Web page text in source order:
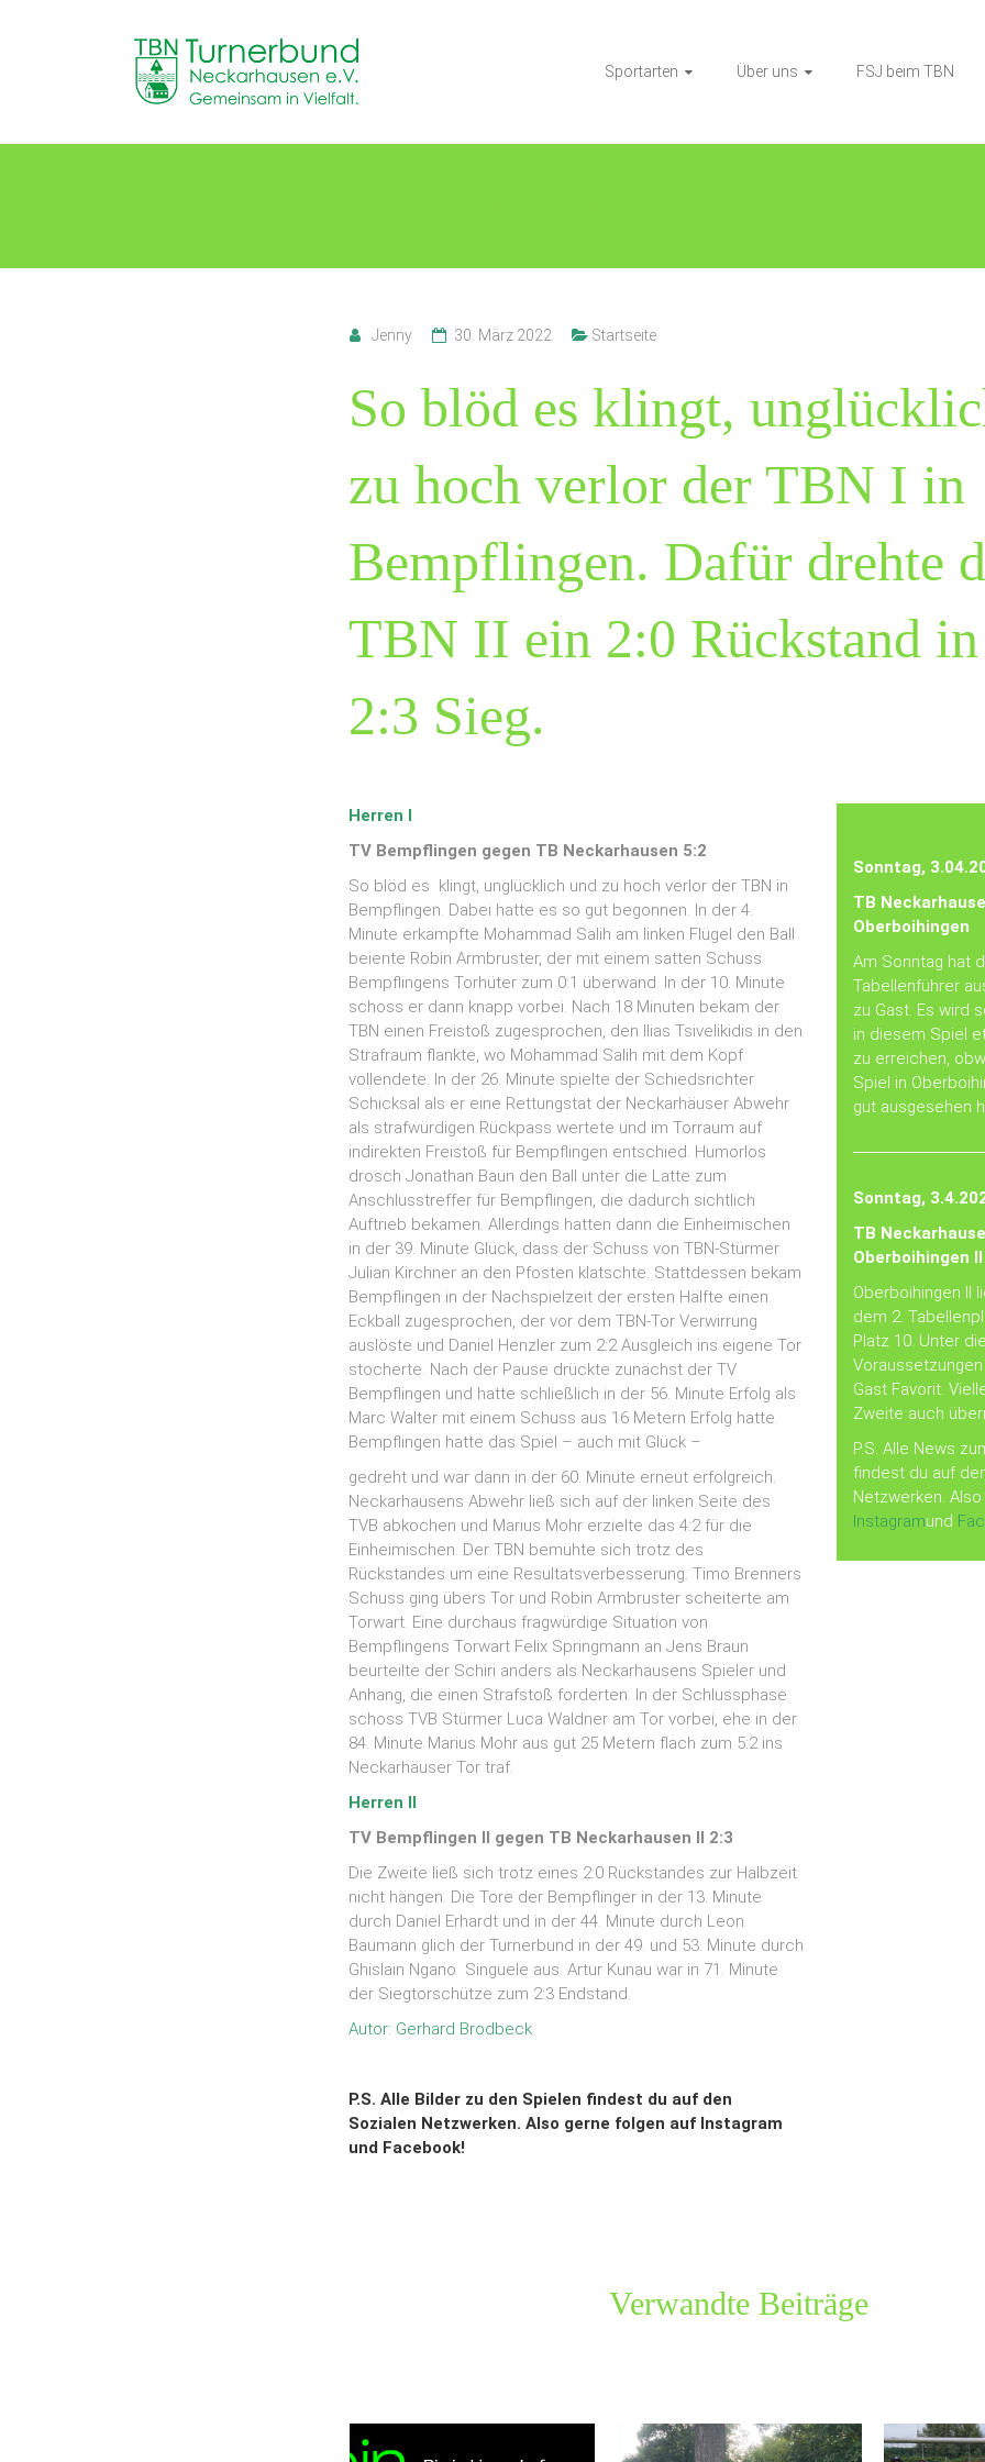
TB
Neckarhausen
in
Sportarten Über uns FSJ beim TBN
Jenny 30. März 2022 Startseite
So blöd es klingt,
zu hoch verlor der TBN I in
Bempflingen. Dafür drehte
TBN II ein 2:0 Rückstand
2:3 Sieg.
Herren I
TV Bempflingen gegen TB Neckarhausen 5:2
So blöd es klingt, unglücklich und zu hoch verlor der TBN in
Bempflingen. Dabei hatte es so gut begonnen. In der 4.
Minute erkämpfte Mohammad Salih am linken Flügel den Ball
beiente Robin Armbruster, der mit einem satten Schuss
Bempflingens Torhüter zum 0:1 überwand. In der 10. Minute
schoss er dann knapp vorbei. Nach 18 Minuten bekam der
TBN einen Freistoß zugesprochen, den Ilias Tsivelikidis in den
Strafraum flankte, wo Mohammad Salih mit dem Kopf
vollendete. In der 26. Minute spielte der Schiedsrichter
Schicksal als er eine Rettungstat der Neckarhäuser Abwehr
als strafwürdigen Rückpass wertete und im Torraum auf
indirekten Freistoß für Bempflingen entschied. Humorlos
drosch Jonathan Baun den Ball unter die Latte zum
Anschlusstreffer für Bempflingen, die dadurch sichtlich
Auftrieb bekamen. Allerdings hatten dann die Einheimischen
in der 39. Minute Glück, dass der Schuss von TBN-Stürmer
Julian Kirchner an den Pfosten klatschte. Stattdessen bekam
Bempflingen in der Nachspielzeit der ersten Hälfte einen
Eckball zugesprochen, der vor dem TBN-Tor Verwirrung
auslöste und Daniel Henzler zum 2:2 Ausgleich ins eigene Tor
stocherte. Nach der Pause drückte zunächst der TV
Bempflingen und hatte schließlich in der 56. Minute Erfolg als
Marc Walter mit einem Schuss aus 16 Metern Erfolg hatte.
Bempflingen hatte das Spiel – auch mit Glück –
gedreht und war dann in der 60. Minute erneut erfolgreich.
Neckarhausens Abwehr ließ sich auf der linken Seite des
TVB abkochen und Marius Mohr erzielte das 4:2 für die
Einheimischen. Der TBN bemühte sich trotz des
Rückstandes um eine Resultatsverbesserung. Timo Brenners
Schuss ging übers Tor und Robin Armbruster scheiterte am
Torwart. Eine durchaus fragwürdige Situation von
Bempflingens Torwart Felix Springmann an Jens Braun
beurteilte der Schiri anders als Neckarhausens Spieler und
Anhang, die einen Strafstoß forderten. In der Schlussphase
schoss TVB Stürmer Luca Waldner am Tor vorbei, ehe in der
84. Minute Marius Mohr aus gut 25 Metern flach zum 5:2 ins
Neckarhäuser Tor traf.
Herren II
TV Bempflingen II gegen TB Neckarhausen II 2:3
Die Zweite ließ sich trotz eines 2:0 Rückstandes zur Halbzeit
nicht hängen. Die Tore der Bempflinger in der 13. Minute
durch Daniel Erhardt und in der 44. Minute durch Leon
Baumann glich der Turnerbund in der 49. und 53. Minute durch
Ghislain Ngano Singuele aus. Artur Kunau war in 71. Minute
der Siegtorschütze zum 2:3 Endstand.
Autor: Gerhard Brodbeck
P.S. Alle Bilder zu den Spielen findest du auf den
Sozialen Netzwerken. Also gerne folgen auf Instagram
und Facebook!
Sonntag,
TB
Oberboihingen
Am Sonntag hat
Tabellenführer
zu Gast. Es wird
in diesem Spiel
zu erreichen,
Spiel in
gut ausgesehen
Sonntag,
TB
Oberboihingen II
Oberboihingen II
dem 2.
Platz 10. Unter
Gast Favorit.
Zweite auch
P.S. Alle News
findest du auf
Netzwerken.
Instagramund
Verwandte Beiträge